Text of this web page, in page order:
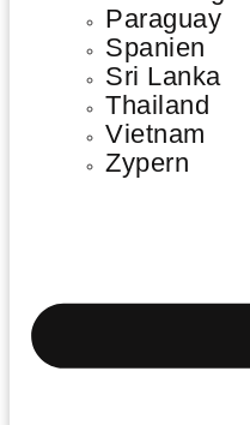
Paraguay
Spanien
Sri Lanka
Thailand
Vietnam
Zypern